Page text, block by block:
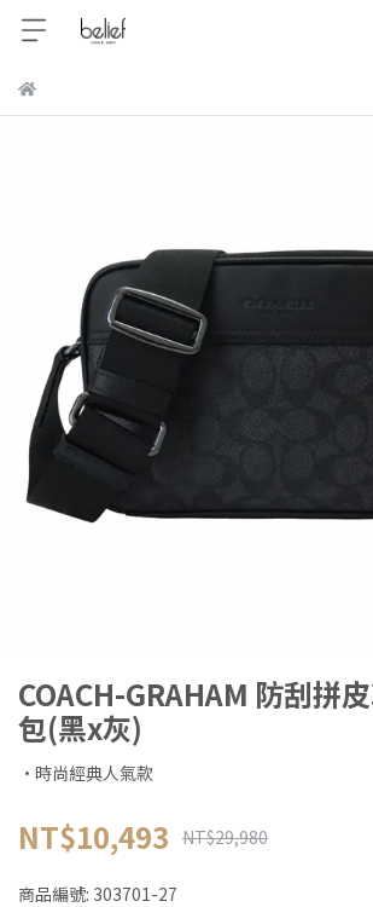
COACH-GRAHAM 防刮拼
包(黑x灰)
·時尚經典人氣款
NT$10,493 NT$29,980
商品編號: 303701-27